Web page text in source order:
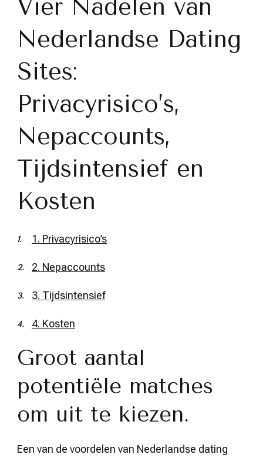
Vier Nadelen van
Nederlandse Dating
Sites:
Privacyrisico’s,
Nepaccounts,
Tijdsintensief en
Kosten
1. Privacyrisico’s
2. Nepaccounts
3. Tijdsintensief
4. Kosten
Groot aantal
potentiële matches
om uit te kiezen.
Een van de voordelen van Nederlandse dating